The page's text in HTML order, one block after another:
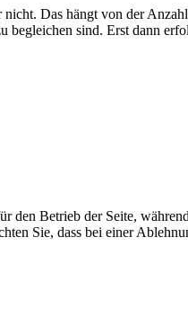
Das hängt von der
sind. Erst dann
Betrieb der Seite,
Sie, dass bei einer